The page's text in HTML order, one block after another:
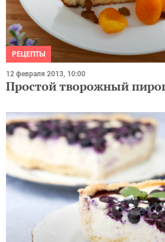
РЕЦЕПТЫ
12 февраля 2013, 10:00
Простой творожный